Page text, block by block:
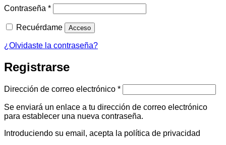
Contraseña *Obligatorio
Recuérdame Acceso
¿Olvidaste la contraseña?
Registrarse
Dirección de correo electrónico *Obligatorio
Se enviará un enlace a tu dirección de correo electrónico
para establecer una nueva contraseña.
Introduciendo su email, acepta la política de privacidad